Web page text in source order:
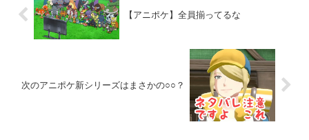
【アニポケ】全員揃ってるな
次のアニポケ新シリーズはまさかの○○？